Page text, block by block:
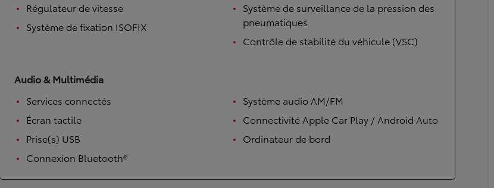
Régulateur de vitesse
Système de fixation ISOFIX
Système de surveillance de la pression des
pneumatiques
Contrôle de stabilité du véhicule (VSC)
Audio & Multimédia
Services connectés
Écran tactile
Prise(s) USB
Connexion Bluetooth®
Système audio AM/FM
Connectivité Apple Car Play / Android Auto
Ordinateur de bord